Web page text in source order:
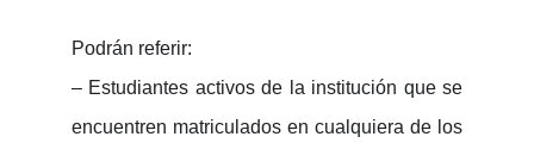
Podrán referir:
– Estudiantes activos de la institución que se
encuentren matriculados en cualquiera de los